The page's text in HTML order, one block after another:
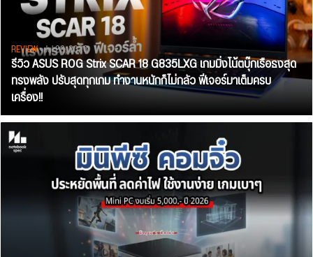
REVIEW• Jul 28, 2026
รีวิว ASUS ROG Strix SCAR 18 G835LXG เกมมิ่งโน้ตบุ๊กเรือธงสุด
ทรงพลัง ปรับสุดทุกเกม ทำงานหนักก็ไม่กลัว ฟีเจอร์มาเต็มครบ
เครื่อง!!